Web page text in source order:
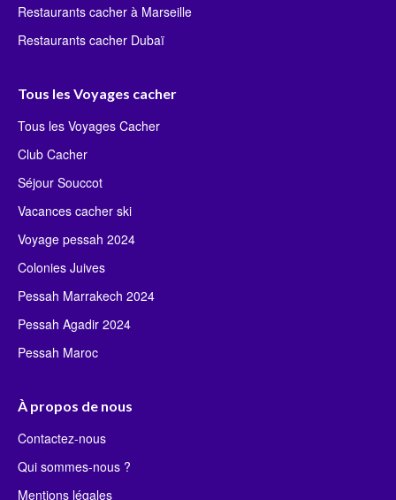
Restaurants cacher à Marseille
Restaurants cacher Dubaï
Tous les Voyages cacher
Tous les Voyages Cacher
Club Cacher
Séjour Souccot
Vacances cacher ski
Voyage pessah 2024
Colonies Juives
Pessah Marrakech 2024
Pessah Agadir 2024
Pessah Maroc
À propos de nous
Contactez-nous
Qui sommes-nous ?
Mentions légales